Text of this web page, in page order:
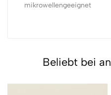
mikrowellengeeignet
Beliebt bei